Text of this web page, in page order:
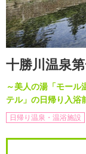
十勝川温泉
～美人の湯「モール
テル」の日帰り入浴
日帰り温泉・温浴施設